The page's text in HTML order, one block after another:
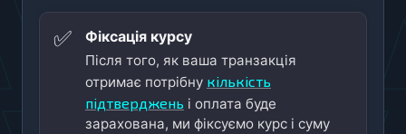
✅
Фіксація курсу
Після того, як ваша транзакція
отримає потрібну кількість
підтверджень і оплата буде
зарахована, ми фіксуємо курс і суму